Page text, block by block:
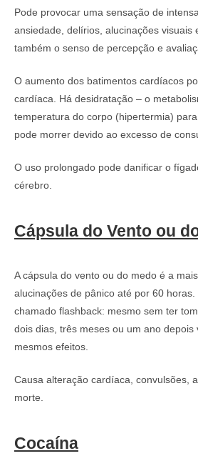
Pode provocar uma sensação de
ansiedade, delírios, alucinações visuais
também o senso de percepção e
O aumento dos batimentos cardíacos
cardíaca. Há desidratação – o
temperatura do corpo (hipertermia)
pode morrer devido ao excesso de
O uso prolongado pode danificar o
cérebro.
Cápsula do Vento ou
A cápsula do vento ou do medo é a
alucinações de pânico até por 60 horas.
chamado flashback: mesmo sem ter
dois dias, três meses ou um ano depois
mesmos efeitos.
Causa alteração cardíaca, convulsões,
morte.
Cocaína